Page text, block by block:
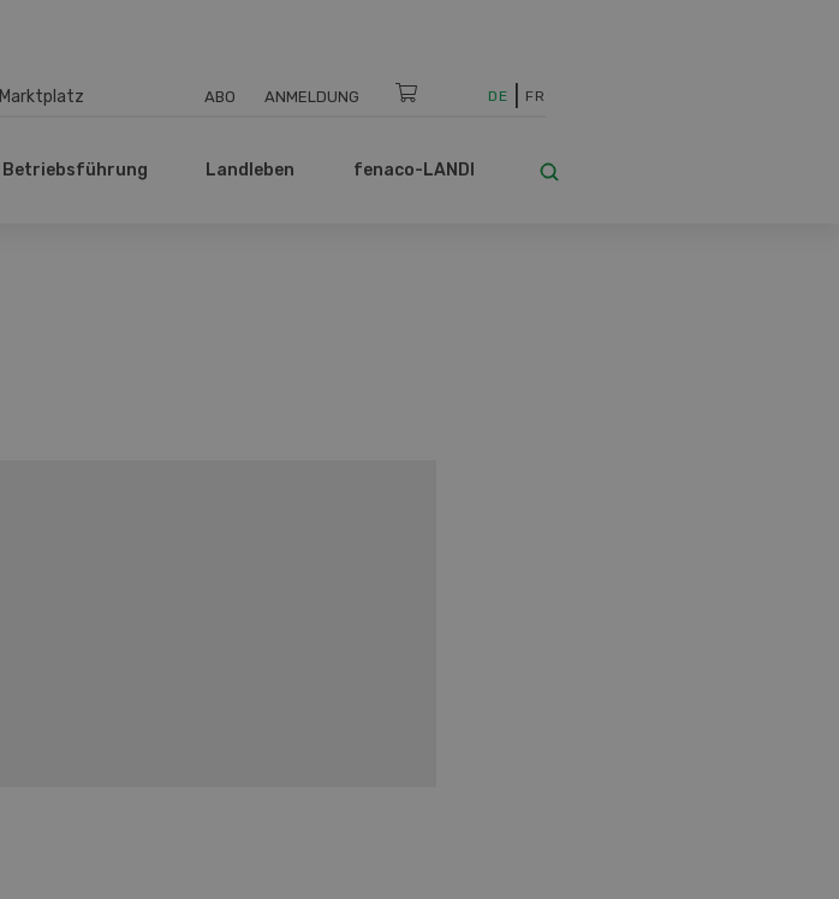
Marktplatz ABO ANMELDUNG DE FR
Betriebsführung Landleben fenaco-LANDI